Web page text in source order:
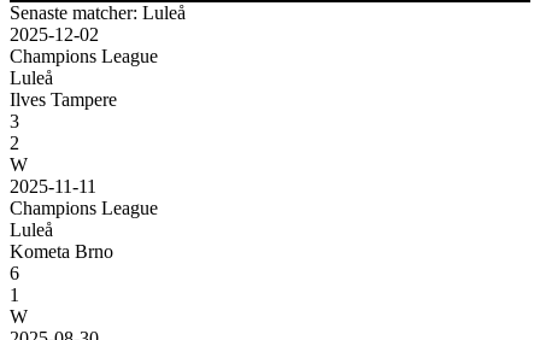
Senaste matcher: Luleå
2025-12-02
Champions League
Luleå
Ilves Tampere
3
2
W
2025-11-11
Champions League
Luleå
Kometa Brno
6
1
W